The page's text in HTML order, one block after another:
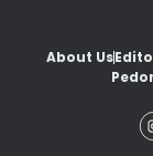
About Us